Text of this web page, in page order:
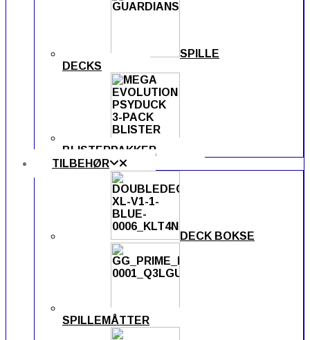
SPILLE
DECKS
BLISTERPAKKER
TILBEHØR
DECK BOKSE
SPILLEMÅTTER